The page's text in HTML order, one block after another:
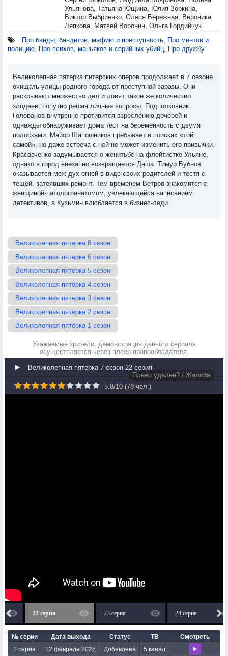
Ульянова, Татьяна Ющина, Юлия Зоркина,
Виктор Выбриенко, Олеся Бережная, Вероника
Ляпкова, Матвей Воронин, Ольга Гордийчук
Про банды, бандитов, мафию и преступность, Про ментов и
полицию, Про психов, маньяков и серийных убийц, Про дружбу
Великолепная пятерка питерских оперов продолжает в 7 сезоне
очищать улицы родного города от преступной заразы. Они
раскрывают множество дел и ловят такое же количество
злодеев, попутно решая личные вопросы. Подполковник
Голованов внутренне противится взрослению дочерей и
однажды обнаруживает дома тест на беременность с двумя
полосками. Майор Шапошников пребывает в поисках «той
самой», но даже встреча с ней не может изменить его привычки.
Красавченко задумывается о женитьбе на флейтистке Ульяне,
однако в город внезапно возвращается Даша. Тимур Бубнов
оказывается меж дух огней в виде своих родителей и тестя с
тещей, затеявших ремонт. Тем временем Ветров знакомится с
женщиной-патологоанатомом, увлекающейся написанием
детективов, а Кузьмин влюбляется в бизнес-леди.
Великолепная пятерка 8 сезон
Великолепная пятерка 6 сезон
Великолепная пятерка 5 сезон
Великолепная пятёрка 4 сезон
Великолепная пятёрка 3 сезон
Великолепная пятёрка 2 сезон
Великолепная пятёрка 1 сезон
Уважаемые зрители, демонстрация данного сериала
осуществляется через плеер правообладателя.
Великолепная пятерка 7 сезон 22 серия
Плеер удален? / Жалоба
5.8/10 (78 чел.)
22 серия 23 серия 24 серия
№ серии Дата выхода Статус ТВ
Смотреть
1 серия
12 февраля 2025 Добавлена 5 канал